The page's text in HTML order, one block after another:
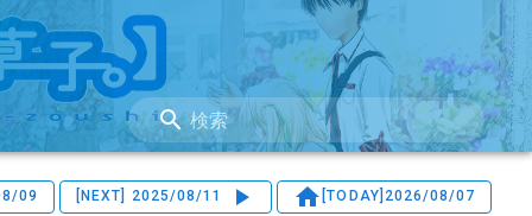
検索
09 [NEXT] 2025/08/11 [TODAY] 2026/08/07